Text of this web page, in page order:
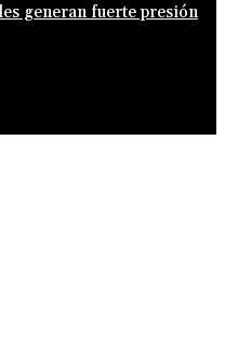
generan fuerte presión